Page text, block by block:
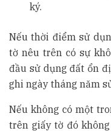
ký.
Nếu thời điểm sử
tờ nêu trên có sự
đầu sử dụng đất ổn
ghi ngày tháng năm
Nếu không có một
trên giấy tờ đó